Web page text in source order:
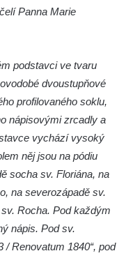
v
z
Panna Marie
podstavci ve tvaru
dvoustupňové
profilovaného soklu,
nápisovými zrcadly a
vychází vysoký
něj jsou na pódiu
socha sv. Floriána, na
na severozápadě sv.
Rocha. Pod každým
nápis. Pod sv.
/ Renovatum 1840“, pod